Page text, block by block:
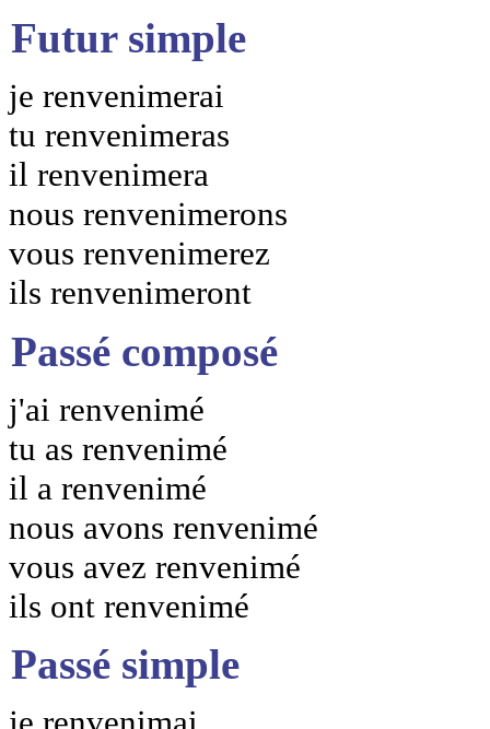
Futur simple
je renvenimerai
tu renvenimeras
il renvenimera
nous renvenimerons
vous renvenimerez
ils renvenimeront
Passé composé
j'ai renvenimé
tu as renvenimé
il a renvenimé
nous avons renvenimé
vous avez renvenimé
ils ont renvenimé
Passé simple